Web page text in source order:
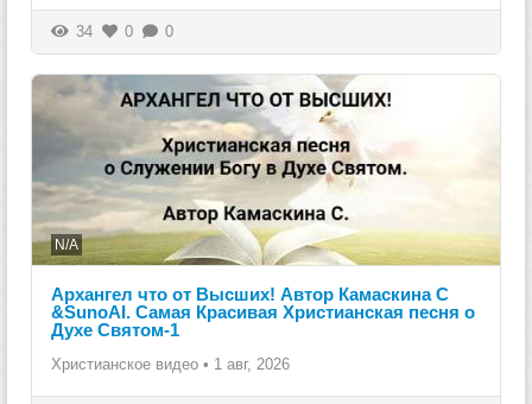
34 0 0
N/A
Архангел что от Высших! Автор Камаскина С
&SunoAI. Самая Красивая Христианская песня о
Духе Святом-1
Христианское видео • 1 авг, 2026